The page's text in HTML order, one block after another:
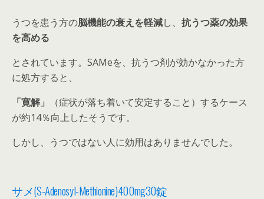
うつを患う方の脳機能の衰えを軽減し、 抗うつ薬の効果
を高める
とされています。SAMeを、抗うつ剤が効かなかった方
に処方すると、
「寛解」
（症状が落ち着いて安定すること）するケース
が約14％向上したそうです。
しかし、うつではない人に効用はありませんでした。
サメ(S-Adenosyl-Methionine)400mg30錠